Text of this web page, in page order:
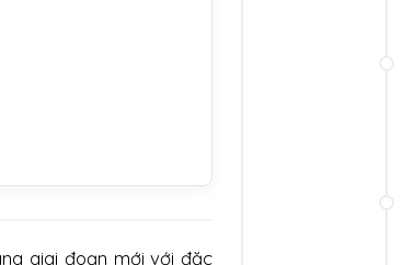
giai đoạn mới với đặc